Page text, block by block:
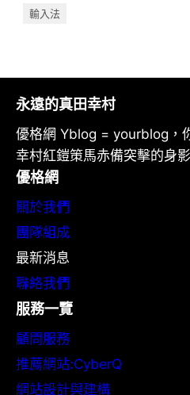
輸入法
永遠的真田幸村
優格網 Yblog = yourblog，
幸村紅鎧策馬赤備突擊的身
優格網
關於我們
團隊組成
最新消息
聯絡我們
服務一覽
顧問服務
推薦網站:CyberQ
網站設計與建構